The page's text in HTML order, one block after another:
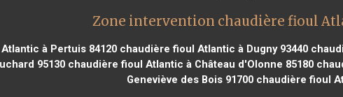
Zone intervention chaudière fioul
à Pertuis 84120chaudière fioul Atlantic à Dugny 93440
95130 chaudière fioul Atlantic à Château d'Olonne 85180
Geneviève des Bois 91700 chaudière fioul